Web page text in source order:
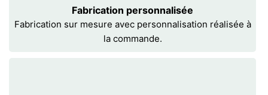
Fabrication personnalisée
Fabrication sur mesure avec personnalisation réalisée à
la commande.